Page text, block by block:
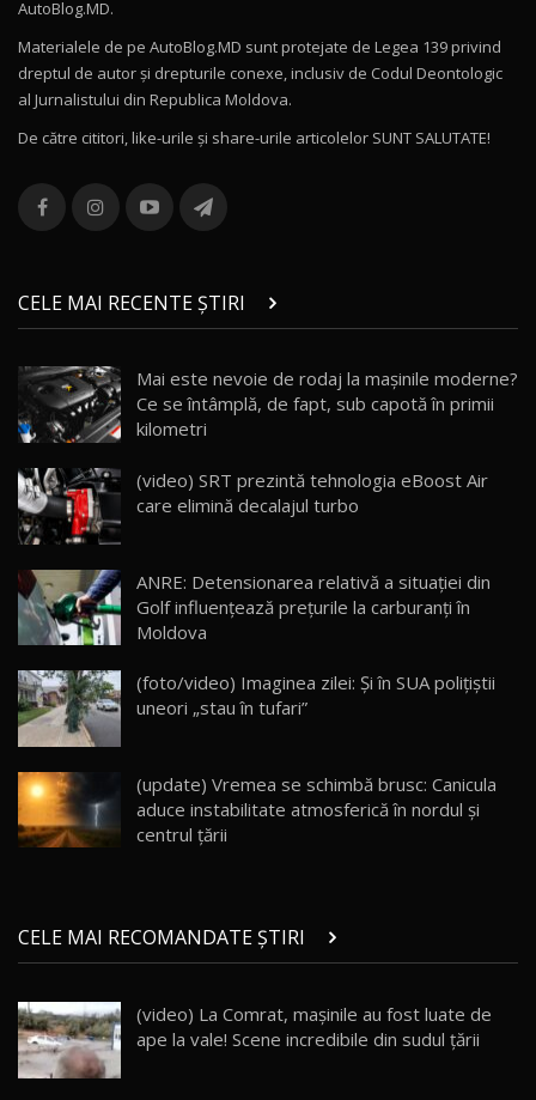
11
12
Noul MG HS / Test Drive AutoBlog.MD
16:48
13
combină aventura cu luxul / AutoBlog.MD
36:08
chinez care face lumea să se întoarcă după el
/ AutoBlog.MD
17:27
15 14:37
16
AutoBlogMD
13:10
17 20:06
Va fi modelul nr.1 BYD în Moldova? BYD Seal U
30:08
AutoBlog.MD
23:36
20
Noul ZEEKR 7X / Test Drive AutoBlog.MD
29:08
21
Micul BYD Dolphin Surf / Test Drive
AutoBlog.MD
16:59
22
Noua Mazda 6e / Test Drive AutoBlog.MD
26:59
AutoBlog.MD.
Materialele de pe AutoBlog.MD sunt protejate de Legea 139 privind
dreptul de autor și drepturile conexe, inclusiv de Codul Deontologic
al Jurnalistului din Republica Moldova.
De către cititori, like-urile şi share-urile articolelor SUNT SALUTATE!
CELE MAI RECENTE ȘTIRI
Mai este nevoie de rodaj la mașinile moderne?
Ce se întâmplă, de fapt, sub capotă în primii
kilometri
(video) SRT prezintă tehnologia eBoost Air
care elimină decalajul turbo
ANRE: Detensionarea relativă a situației din
Golf influențează prețurile la carburanți în
Moldova
(foto/video) Imaginea zilei: Și în SUA polițiștii
uneori „stau în tufari”
(update) Vremea se schimbă brusc: Canicula
aduce instabilitate atmosferică în nordul și
centrul țării
CELE MAI RECOMANDATE ȘTIRI
(video) La Comrat, mașinile au fost luate de
ape la vale! Scene incredibile din sudul țării